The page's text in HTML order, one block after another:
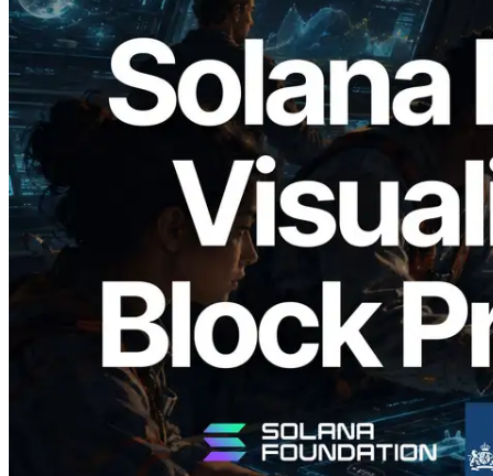
2026.05.24
Validators Solutions lanceert Solana
Block Analyzer — blockproductietijd per
slot en de toegewezen validator
gevisualiseerd